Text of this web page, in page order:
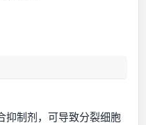
抑制剂，可导致分裂细胞